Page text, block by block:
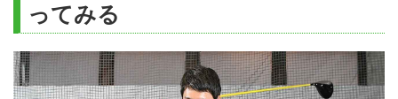
ってみる